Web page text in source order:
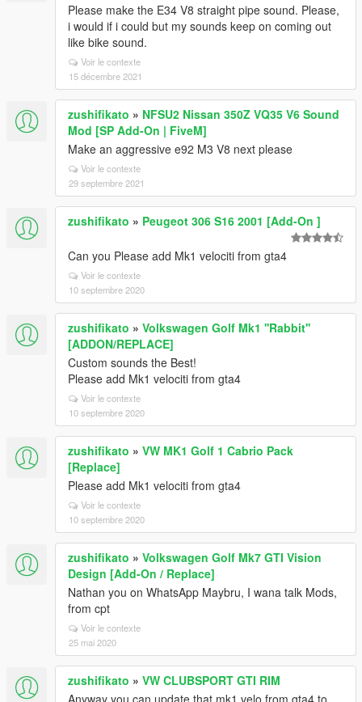
Please make the E34 V8 straight pipe sound. Please,
i would if i could but my sounds keep on coming out
like bike sound.
Voir le contexte
15 décembre 2021
zushifikato » NFSU2 Nissan 350Z VQ35 V6 Sound
Mod [SP Add-On | FiveM]
Make an aggressive e92 M3 V8 next please
Voir le contexte
29 septembre 2021
zushifikato » Peugeot 306 S16 2001 [Add-On ]
Can you Please add Mk1 velociti from gta4
Voir le contexte
10 septembre 2020
zushifikato » Volkswagen Golf Mk1 ''Rabbit''
[ADDON/REPLACE]
Custom sounds the Best!
Please add Mk1 velociti from gta4
Voir le contexte
10 septembre 2020
zushifikato » VW MK1 Golf 1 Cabrio Pack
[Replace]
Please add Mk1 velociti from gta4
Voir le contexte
10 septembre 2020
zushifikato » Volkswagen Golf Mk7 GTI Vision
Design [Add-On / Replace]
Nathan you on WhatsApp Maybru, I wana talk Mods,
from cpt
Voir le contexte
25 mai 2020
zushifikato » VW CLUBSPORT GTI RIM
Anyway you can update that mk1 velo from gta4 to